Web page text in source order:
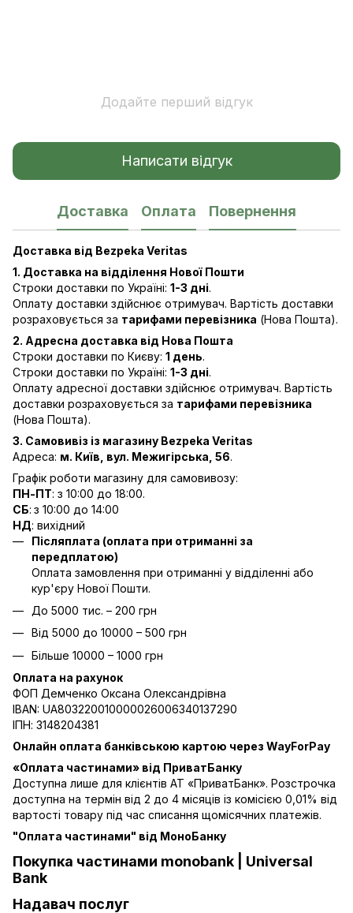
Додайте перший відгук
Написати відгук
Доставка Оплата Повернення
Доставка від Bezpeka Veritas
1. Доставка на відділення Нової Пошти
Строки доставки по Україні: 1-3 дні.
Оплату доставки здійснює отримувач. Вартість доставки
розраховується за тарифами перевізника (Нова Пошта).
2. Адресна доставка від Нова Пошта
Строки доставки по Києву: 1 день.
Строки доставки по Україні: 1-3 дні.
Оплату адресної доставки здійснює отримувач. Вартість
доставки розраховується за тарифами перевізника
(Нова Пошта).
3. Самовивіз із магазину Bezpeka Veritas
Адреса: м. Київ, вул. Межигірська, 56.
Графік роботи магазину для самовивозу:
ПН-ПТ: з 10:00 до 18:00.
СБ: з 10:00 до 14:00
НД: вихідний
Післяплата (оплата при отриманні за
передплатою)
Оплата замовлення при отриманні у відділенні або
кур'єру Нової Пошти.
До 5000 тис. – 200 грн
Від 5000 до 10000 – 500 грн
Більше 10000 – 1000 грн
Оплата на рахунок
ФОП Демченко Оксана Олександрівна
IBAN: UA803220010000026006340137290
ІПН: 3148204381
Онлайн оплата банківською картою через WayForPay
«Оплата частинами» від ПриватБанку
Доступна лише для клієнтів АТ «ПриватБанк». Розстрочка
доступна на термін від 2 до 4 місяців із комісією 0,01% від
вартості товару під час списання щомісячних платежів.
"Оплата частинами" від МоноБанку
Покупка частинами monobank | Universal
Bank
Надавач послуг